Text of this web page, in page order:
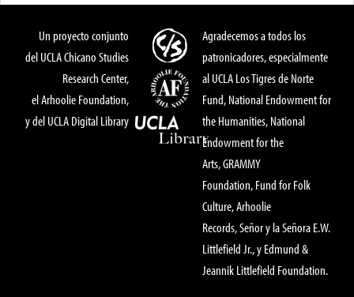
Un proyecto conjunto
del UCLA Chicano Studies
Research Center,
el Arhoolie Foundation,
y del UCLA Digital Library
Agradecemos a todos los
patronicadores, especialmente
al UCLA Los Tigres de Norte
Fund, National Endowment for
the Humanities, National
Endowment for the
Arts, GRAMMY
Foundation, Fund for Folk
Culture, Arhoolie
Records, Señor y la Señora E.W.
Littlefield Jr., y Edmund &
Jeannik Littlefield Foundation.